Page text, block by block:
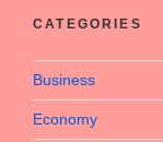
CATEGORIES
Business
Economy